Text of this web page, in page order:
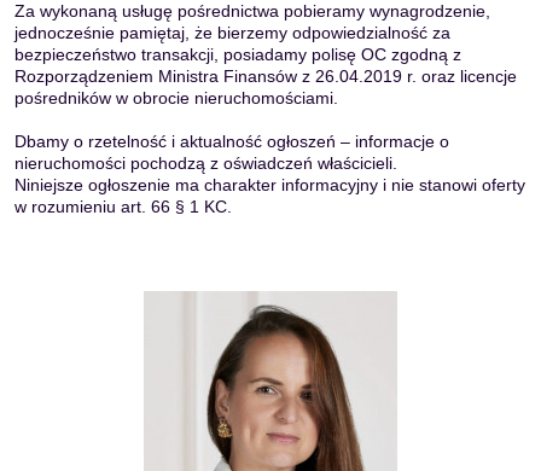
Za wykonaną usługę pośrednictwa pobieramy wynagrodzenie,
jednocześnie pamiętaj, że bierzemy odpowiedzialność za
bezpieczeństwo transakcji, posiadamy polisę OC zgodną z
Rozporządzeniem Ministra Finansów z 26.04.2019 r. oraz licencje
pośredników w obrocie nieruchomościami.
Dbamy o rzetelność i aktualność ogłoszeń – informacje o
nieruchomości pochodzą z oświadczeń właścicieli.
Niniejsze ogłoszenie ma charakter informacyjny i nie stanowi oferty
w rozumieniu art. 66 § 1 KC.